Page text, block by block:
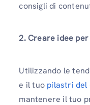
consigli di
2. Creare idee
Utilizzando le
e il tuo pilastri del
mantenere il tuo